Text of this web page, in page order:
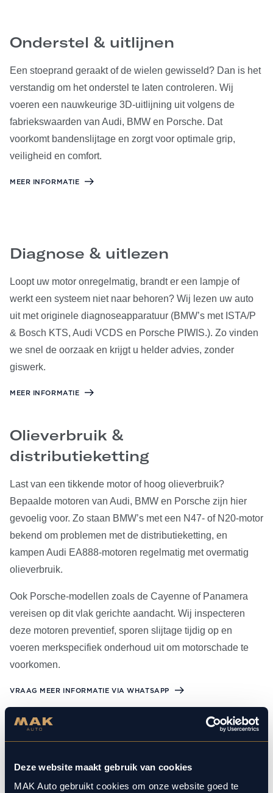
Deze website maakt gebruik van cookies
MAK Auto gebruikt cookies om onze website goed te
Onderstel & uitlijnen
Een stoeprand geraakt of de wielen gewisseld? Dan is het
verstandig om het onderstel te laten controleren. Wij
voeren een nauwkeurige 3D-uitlijning uit volgens de
fabriekswaarden van Audi, BMW en Porsche. Dat
voorkomt bandenslijtage en zorgt voor optimale grip,
veiligheid en comfort.
MEER INFORMATIE
Diagnose & uitlezen
Loopt uw motor onregelmatig, brandt er een lampje of
werkt een systeem niet naar behoren? Wij lezen uw auto
uit met originele diagnoseapparatuur (BMW’s met ISTA/P
& Bosch KTS, Audi VCDS en Porsche PIWIS.). Zo vinden
we snel de oorzaak en krijgt u helder advies, zonder
giswerk.
MEER INFORMATIE
Olieverbruik &
distributieketting
Last van een tikkende motor of hoog olieverbruik?
Bepaalde motoren van Audi, BMW en Porsche zijn hier
gevoelig voor. Zo staan BMW’s met een N47- of N20-motor
bekend om problemen met de distributieketting, en
kampen Audi EA888-motoren regelmatig met overmatig
olieverbruik.
Ook Porsche-modellen zoals de Cayenne of Panamera
vereisen op dit vlak gerichte aandacht. Wij inspecteren
deze motoren preventief, sporen slijtage tijdig op en
voeren merkspecifiek onderhoud uit om motorschade te
voorkomen.
VRAAG MEER INFORMATIE VIA WHATSAPP
Aircoservice, remmen &
Een goed werkende airco, krachtige remmen en schone